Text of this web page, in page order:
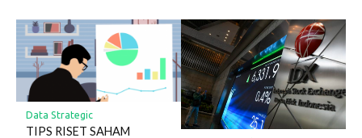
Data Strategic
TIPS RISET SAHAM